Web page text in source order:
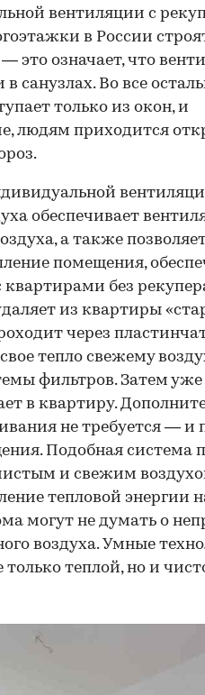
вентиляции с
в России
это означает, что
санузлах. Во все
только из окон, и
людям приходится
обеспечивает
а также
помещения,
без
из квартиры
через
тепло свежему
фильтров. Затем уже
в квартиру.
не требуется — и
Подобная система
и свежим
тепловой энергии
могут не думать о
воздуха. Умные
теплой, но и